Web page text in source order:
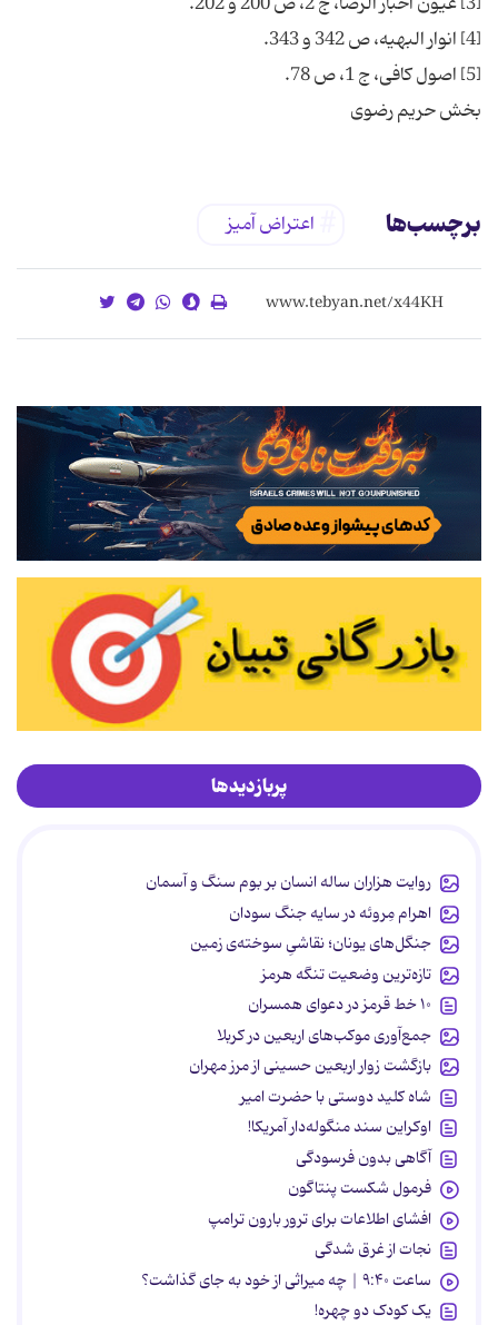
برچسب‌ها اعتراض آمیز
پربازدیدها
روایت هزاران ساله انسان بر بوم سنگ و آسمان
اهرام مِروئه در سایه جنگ سودان
جنگل‌های یونان؛ نقاشیِ سوخته‌ی زمین
تازه‌ترین وضعیت تنگه هرمز
۱۰ خط قرمز در دعوای همسران
جمع‌آوری موکب‌های اربعین در کربلا
بازگشت زوار اربعین حسینی از مرز مهران
شاه کلید دوستی با حضرت امیر
اوکراین سند منگوله‌دار آمریکا!
آگاهی بدون فرسودگی
فرمول شکست پنتاگون
افشای اطلاعات برای ترور بارون ترامپ
نجات از غرق شدگی
ساعت ۹:۴۰ | چه میراثی از خود به جای گذاشت؟
یک کودک دو چهره!